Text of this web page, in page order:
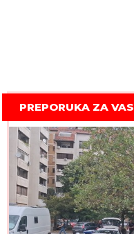
PREPORUKA ZA VAS